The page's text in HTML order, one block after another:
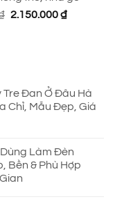
690.000 ₫.
Giá
2.150.000₫Giá
Tre Đan Ở Đâu Hà
Chỉ, Mẫu Đẹp, Giá
Làm Đèn
Bền & Phù Hợp